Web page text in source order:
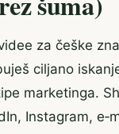
za češke
ciljano
marketinga.
Instagram,